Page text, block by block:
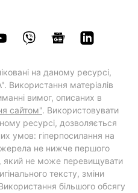
на даному ресурсі,
матеріалів
вимог, описаних в
сайтом". Використовувати
ресурсі, дозволяється
умов: гіперпосилання на
не нижче першого
який не може перевищувати
тексту, зміни
більшого обсягу